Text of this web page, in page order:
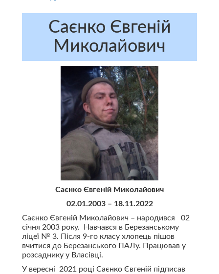
Саєнко Євгеній
Миколайович
Саєнко Євгеній Миколайович
02.01.2003 – 18.11.2022
Саєнко Євгеній Миколайович – народився 02
січня 2003 року. Навчався в Березанському
ліцеї № 3. Після 9-го класу хлопець пішов
вчитися до Березанського ПАЛу. Працював у
розсаднику у Власівці.
У вересні 2021 році Саєнко Євгеній підписав